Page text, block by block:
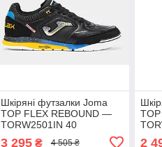
Шкіряні футзалки Joma
TOP FLEX REBOUND —
TORW2501IN 40
3 295₴ 4 505 ₴ 2